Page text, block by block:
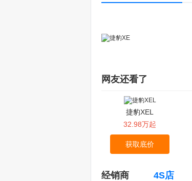
网友还看了
捷豹XEL
32.98万起
获取底价
经销商 4S店